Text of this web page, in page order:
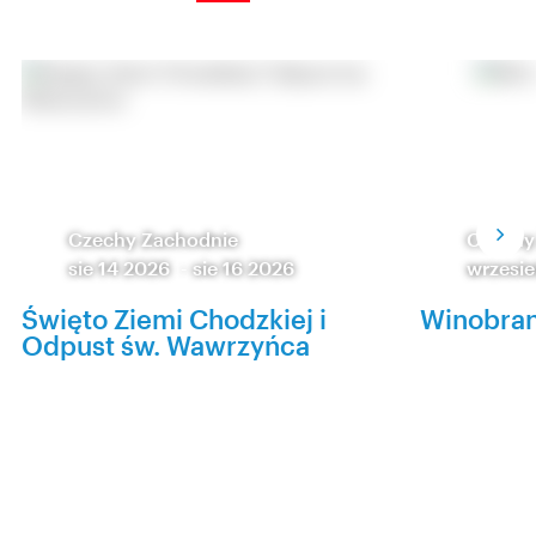
Czechy Zachodnie
sie 14 2026
-sie 16 2026
Święto Ziemi Chodzkiej i
Odpust św. Wawrzyńca